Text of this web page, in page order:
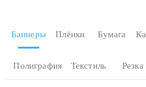
Баннеры Плёнки Бумага
Полиграфия Текстиль Резка